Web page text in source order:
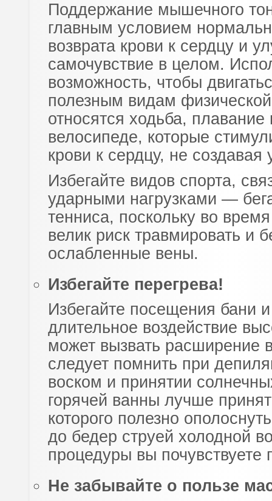
Поддержание мышечного
главным условием
возврата крови к сердцу и
самочувствие в целом.
возможность, чтобы
полезным видам физической
относятся ходьба, плавание
велосипеде, которые
крови к сердцу, не создавая
Избегайте видов спорта,
ударными нагрузками —
тенниса, поскольку во
велик риск травмировать и
ослабленные вены.
Избегайте перегрева!
Избегайте посещения бани
длительное воздействие
может вызвать расширение
следует помнить при
воском и принятии
горячей ванны лучше
которого полезно
до бедер струей холодной
процедуры вы почувствуете
Не забывайте о пользе